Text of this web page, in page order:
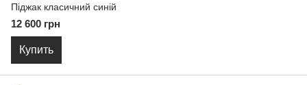
Піджак класичний синій
12 600 грн
Купить